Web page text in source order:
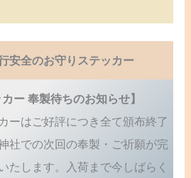
安全のお守りステッカー
ー 奉製待ちのお知らせ】
ーはご好評につき全て頒布終了
社での次回の奉製・ご祈願が完
たします。入荷まで今しばらく